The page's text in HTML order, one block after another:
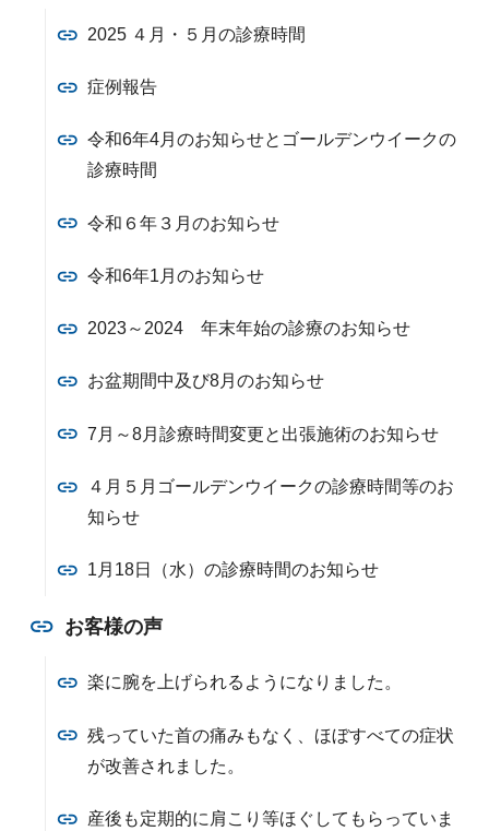
2025 ４月・５月の診療時間
症例報告
令和6年4月のお知らせとゴールデンウイークの
診療時間
令和６年３月のお知らせ
令和6年1月のお知らせ
2023～2024 年末年始の診療のお知らせ
お盆期間中及び8月のお知らせ
7月～8月診療時間変更と出張施術のお知らせ
４月５月ゴールデンウイークの診療時間等のお
知らせ
1月18日（水）の診療時間のお知らせ
お客様の声
楽に腕を上げられるようになりました。
残っていた首の痛みもなく、ほぼすべての症状
が改善されました。
産後も定期的に肩こり等ほぐしてもらっていま